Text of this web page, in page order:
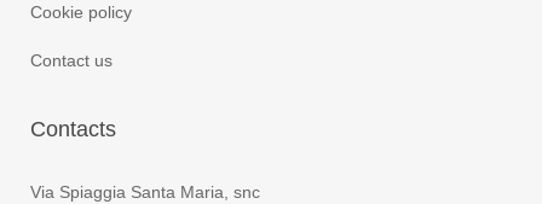
Cookie policy
Contact us
Contacts
Via Spiaggia Santa Maria, snc